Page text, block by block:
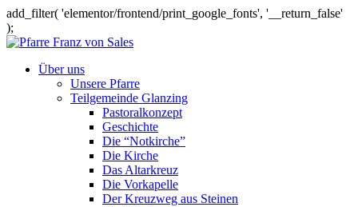
add_filter( 'elementor/frontend/print_google_fonts', '__return_false'
);
Über uns
Unsere Pfarre
Teilgemeinde Glanzing
Pastoralkonzept
Geschichte
Die “Notkirche”
Die Kirche
Das Altarkreuz
Die Vorkapelle
Der Kreuzweg aus Steinen